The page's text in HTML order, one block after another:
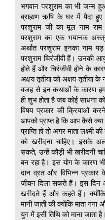
भगवान परशुराम का भी जन्म
ब्राह्मण ऋषि के घर में पैदा
परशुराम जी का मूल नाम
परशुराम का एक भयानक
अर्थात परशुराम इनका नाम
परशुराम चिरंजीवी हैं। उनकी
होते हैं और चिरंजीवी होने के
अक्षय तृतीया को अक्षय तृतीया
वजह से इन कथाओं के कारण हम
ही शुभ होता है जब कोई साधना
विषय प्रकार की क्रियाओं
आपको प्राप्त है कि आप कैसे
प्राप्ति हो तो अगर माता लक्ष्मी
को खरीदना चाहिए। इसके
सकते, उन्हें कौड़ी भी खरीदनी
बन रहा है। इस योग के कारण
दान व्रत और विभिन्न
जीवन दिला सकते हैं। इस दिन
खरीदते हैं और कहते हैं। क्योंकि
मानी जाती की क्योंकि माता
युग में इसी तिथि को माना जाता है।